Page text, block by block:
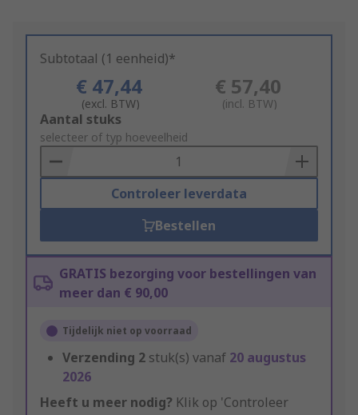
Subtotaal (1 eenheid)*
€ 47,44
(excl. BTW)
€ 57,40
(incl. BTW)
Add
to
Basket
Aantal stuks
selecteer of typ hoeveelheid
Controleer leverdata
Bestellen
GRATIS bezorging voor bestellingen van
meer dan € 90,00
Tijdelijk niet op voorraad
Verzending 2 stuk(s) vanaf 20 augustus
2026
Heeft u meer nodig? Klik op 'Controleer